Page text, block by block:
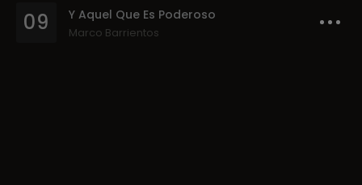
09 Y Aquel Que Es Poderoso
Marco Barrientos